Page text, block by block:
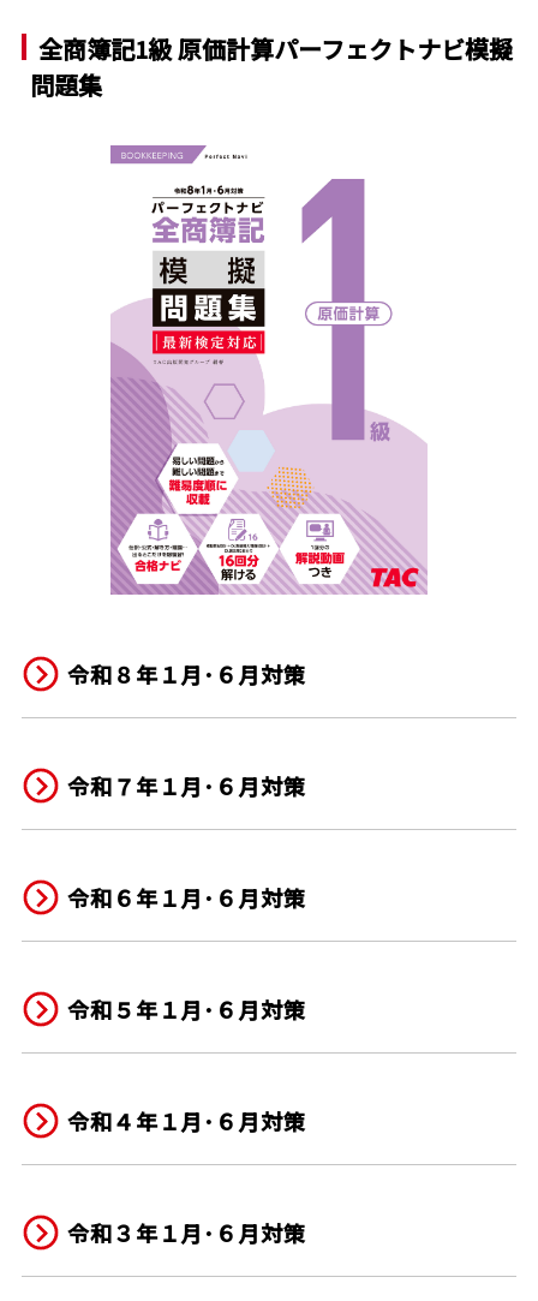
全商簿記1級 原価計算パーフェクトナビ模擬
問題集
令和８年１月･６月対策
令和７年１月･６月対策
令和６年１月･６月対策
令和５年１月･６月対策
令和４年１月･６月対策
令和３年１月･６月対策